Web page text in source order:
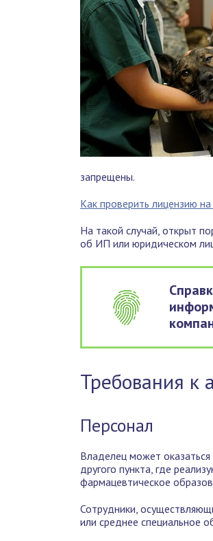
запрещены.
Как проверить лицензию
На такой случай, открыт
об ИП или юридическом
Требования к
Персонал
Владелец может
другого пункта, где
фармацевтическое
Сотрудники,
или среднее специальное